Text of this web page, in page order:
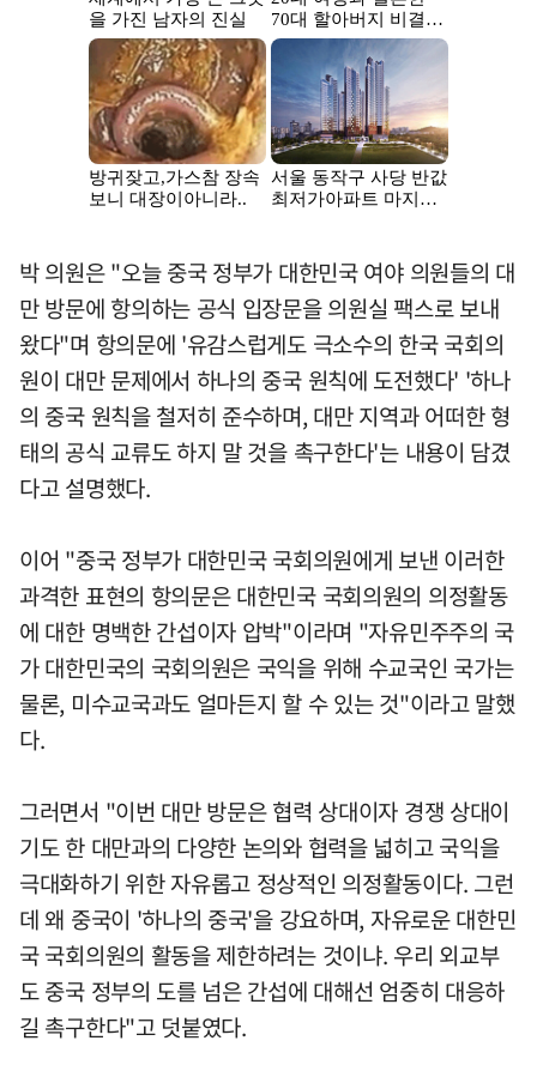
박 의원은 "오늘 중국 정부가 대한민국 여야 의원들의 대
만 방문에 항의하는 공식 입장문을 의원실 팩스로 보내
왔다"며 항의문에 '유감스럽게도 극소수의 한국 국회의
원이 대만 문제에서 하나의 중국 원칙에 도전했다' '하나
의 중국 원칙을 철저히 준수하며, 대만 지역과 어떠한 형
태의 공식 교류도 하지 말 것을 촉구한다'는 내용이 담겼
다고 설명했다.
이어 "중국 정부가 대한민국 국회의원에게 보낸 이러한
과격한 표현의 항의문은 대한민국 국회의원의 의정활동
에 대한 명백한 간섭이자 압박"이라며 "자유민주주의 국
가 대한민국의 국회의원은 국익을 위해 수교국인 국가는
물론, 미수교국과도 얼마든지 할 수 있는 것"이라고 말했
다.
그러면서 "이번 대만 방문은 협력 상대이자 경쟁 상대이
기도 한 대만과의 다양한 논의와 협력을 넓히고 국익을
극대화하기 위한 자유롭고 정상적인 의정활동이다. 그런
데 왜 중국이 '하나의 중국'을 강요하며, 자유로운 대한민
국 국회의원의 활동을 제한하려는 것이냐. 우리 외교부
도 중국 정부의 도를 넘은 간섭에 대해선 엄중히 대응하
길 촉구한다"고 덧붙였다.